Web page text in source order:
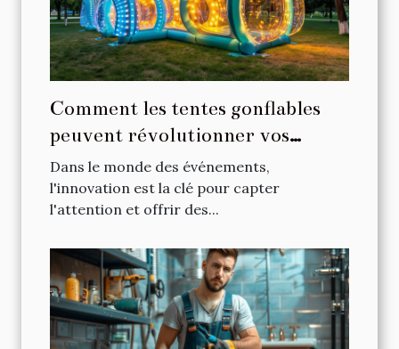
Comment les tentes gonflables
peuvent révolutionner vos
événements
Dans le monde des événements,
l'innovation est la clé pour capter
l'attention et offrir des...